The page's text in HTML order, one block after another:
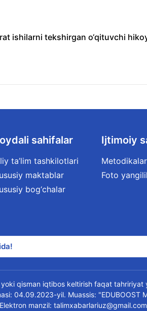
ishilarni tekshirgan o‘qituvchi
sahifalar
ta’lim tashkilotlari
maktablar
bog‘chalar
Ijtimoiy
Metodikalar
Foto
qisman iqtibos keltirish faqat tahririyat
04.09.2023-yil. Muassis: "EDUBOOST
manzil: talimxabarlariuz@gmail.com